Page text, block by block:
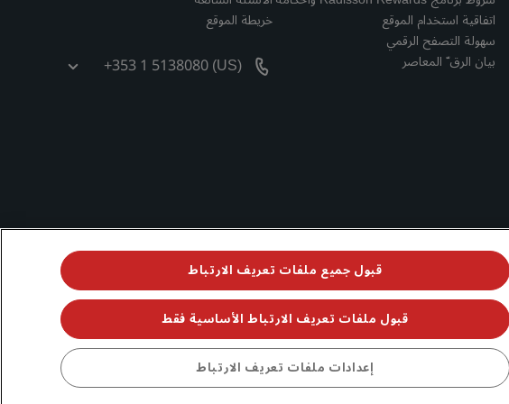
اتفاقية استخدام الموقع
سهولة التصفح الرقمي
بيان الرق ّ المعاصر
خريطة الموقع
+353 1 5138080 (US)
جميع الحقوق محفوظة. مجموعة فنادق راديسون (RHG)، وراديسون، وراديسون رِد، وراديسون بلو، وراديسون كوليكشن، وراديسون إنديفيديولز، وبارك بلازا، وبارك إن، وكانتري إن آند سويتس، وPrize by Radisson، وRadisson
قبول جميع ملفات تعريف الارتباط
قبول ملفات تعريف الارتباط الأساسية فقط
إعدادات ملفات تعريف الارتباط